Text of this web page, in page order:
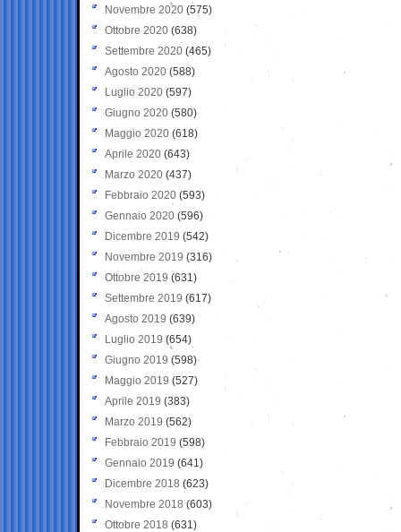
Novembre 2020 (575)
Ottobre 2020 (638)
Settembre 2020(465)
Agosto 2020 (588)
Luglio 2020 (597)
Giugno 2020 (580)
Maggio 2020 (618)
Aprile 2020 (643)
Marzo 2020 (437)
Febbraio 2020 (593)
Gennaio 2020 (596)
Dicembre 2019 (542)
Novembre 2019 (316)
Ottobre 2019 (631)
Settembre 2019 (617)
Agosto 2019 (639)
Luglio 2019 (654)
Giugno 2019 (598)
Maggio 2019 (527)
Aprile 2019 (383)
Marzo 2019 (562)
Febbraio 2019 (598)
Gennaio 2019 (641)
Dicembre 2018 (623)
Novembre 2018 (603)
Ottobre 2018 (631)